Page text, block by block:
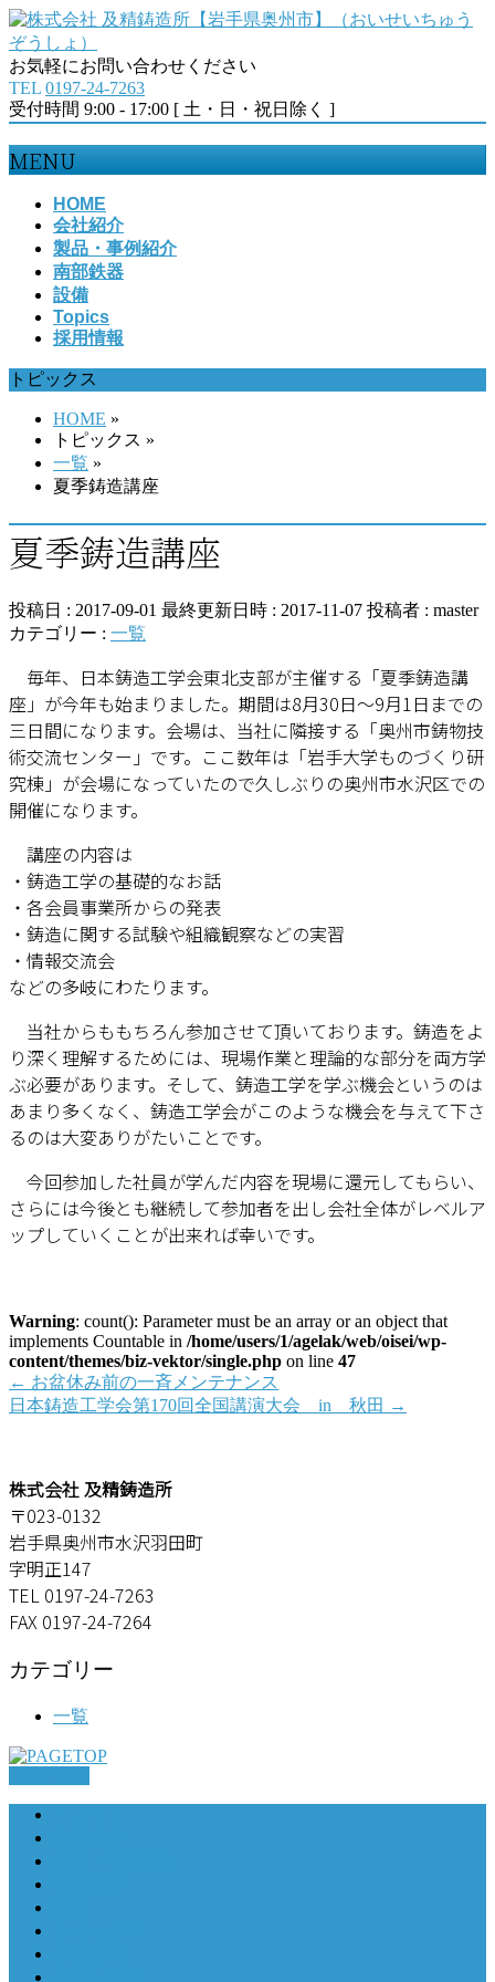
お気軽にお問い合わせください
TEL 0197-24-7263
受付時間 9:00 - 17:00 [ 土・日・祝日除く ]
MENU
す
HOME
会社紹介
製品・事例紹介
南部鉄器
設備
Topics
採用情報
トピックス
HOME »
トピックス »
一覧 »
夏季鋳造講座
夏季鋳造講座
投稿日 : 2017-09-01 最終更新日時 : 2017-11-07 投稿者 : master
カテゴリー : 一覧
毎年、日本鋳造工学会東北支部が主催する「夏季鋳造講
座」が今年も始まりました。期間は8月30日～9月1日までの
三日間になります。会場は、当社に隣接する「奥州市鋳物技
術交流センター」です。ここ数年は「岩手大学ものづくり研
究棟」が会場になっていたので久しぶりの奥州市水沢区での
開催になります。
講座の内容は
・鋳造工学の基礎的なお話
・各会員事業所からの発表
・鋳造に関する試験や組織観察などの実習
・情報交流会
などの多岐にわたります。
当社からももちろん参加させて頂いております。鋳造をよ
り深く理解するためには、現場作業と理論的な部分を両方学
ぶ必要があります。そして、鋳造工学を学ぶ機会というのは
あまり多くなく、鋳造工学会がこのような機会を与えて下さ
るのは大変ありがたいことです。
今回参加した社員が学んだ内容を現場に還元してもらい、
さらには今後とも継続して参加者を出し会社全体がレベルア
ップしていくことが出来れば幸いです。
Warning: count(): Parameter must be an array or an object that
implements Countable in /home/users/1/agelak/web/oisei/wp-
content/themes/biz-vektor/single.php on line 47
← お盆休み前の一斉メンテナンス
日本鋳造工学会第170回全国講演大会 in 秋田 →
株式会社 及精鋳造所
〒023-0132
岩手県奥州市水沢羽田町
字明正147
TEL 0197-24-7263
FAX 0197-24-7264
カテゴリー
一覧